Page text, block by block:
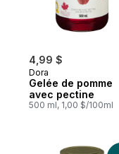
4,99 $
Dora
Gelée de pomme
avec pectine
500 ml, 1,00 $/100ml